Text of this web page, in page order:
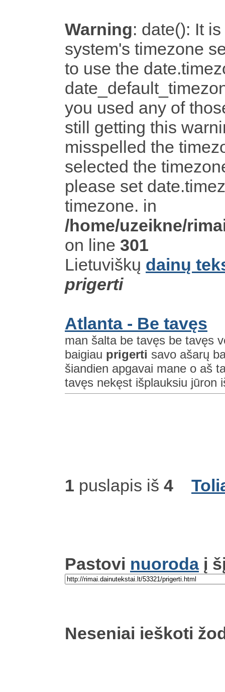
Warning: date(): It
system's timezone
to use the
you used any of
still getting this
misspelled the
selected the
please set
timezone. in
/home/uzeikne/
on line 301
Lietuviškų dainų
prigerti
Atlanta - Be tavęs
man šalta be tavęs be tavęs
baigiau prigerti savo ašarų
šiandien apgavai mane o aš
tavęs nekęst išplauksiu jūron
1 puslapis iš 4
Pastovi nuorodaį
Neseniai ieškoti